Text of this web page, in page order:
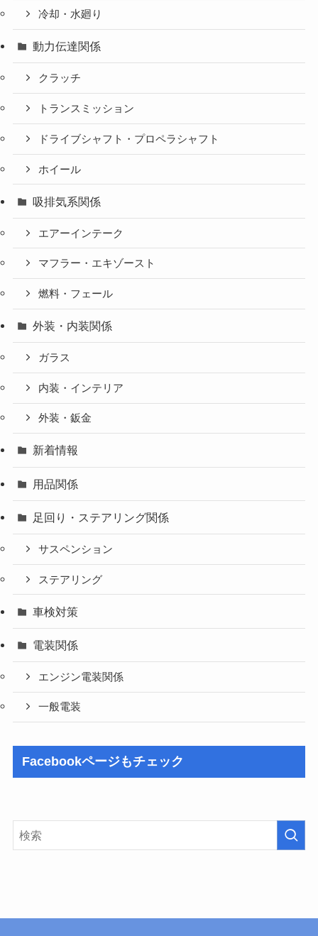
冷却・水廻り
動力伝達関係
クラッチ
トランスミッション
ドライブシャフト・プロペラシャフト
ホイール
吸排気系関係
エアーインテーク
マフラー・エキゾースト
燃料・フェール
外装・内装関係
ガラス
内装・インテリア
外装・鈑金
新着情報
用品関係
足回り・ステアリング関係
サスペンション
ステアリング
車検対策
電装関係
エンジン電装関係
一般電装
Facebookページもチェック